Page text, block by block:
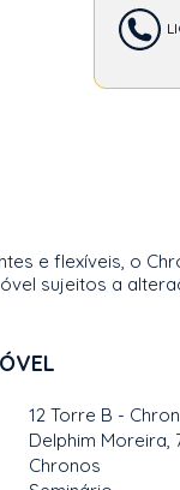
e flexíveis, o
sujeitos a
12 Torre B -
Delphim Moreira,
Chronos